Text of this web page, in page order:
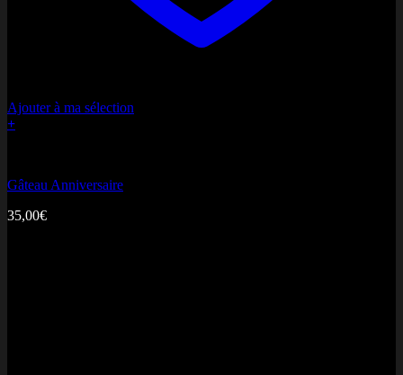
Ajouter à ma sélection
+
Gâteau Anniversaire
35,00€